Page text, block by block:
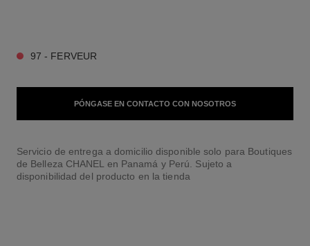
97 - FERVEUR
PÓNGASE EN CONTACTO CON NOSOTROS
Servicio de entrega a domicilio disponible solo para Boutiques
de Belleza CHANEL en Panamá y Perú. Sujeto a
disponibilidad del producto en la tienda